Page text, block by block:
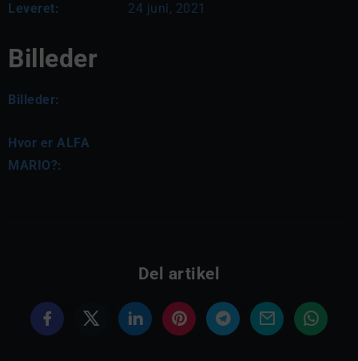
Leveret: 24 juni, 2021
Billeder
Billeder:
Hvor er ALFA
MARIO?:
Del artikel